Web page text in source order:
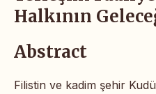
Halkının
Abstract
Filistin ve kadim şehir